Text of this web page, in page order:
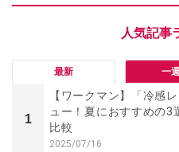
最新 一
1
【ワークマン】「冷感
ュー！夏におすすめの
比較
2025/07/16